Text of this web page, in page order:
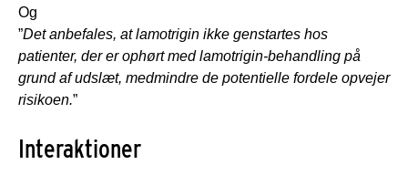
Og
”Det anbefales, at lamotrigin ikke genstartes hos
patienter, der er ophørt med lamotrigin-behandling på
grund af udslæt, medmindre de potentielle fordele opvejer
risikoen.”
Interaktioner